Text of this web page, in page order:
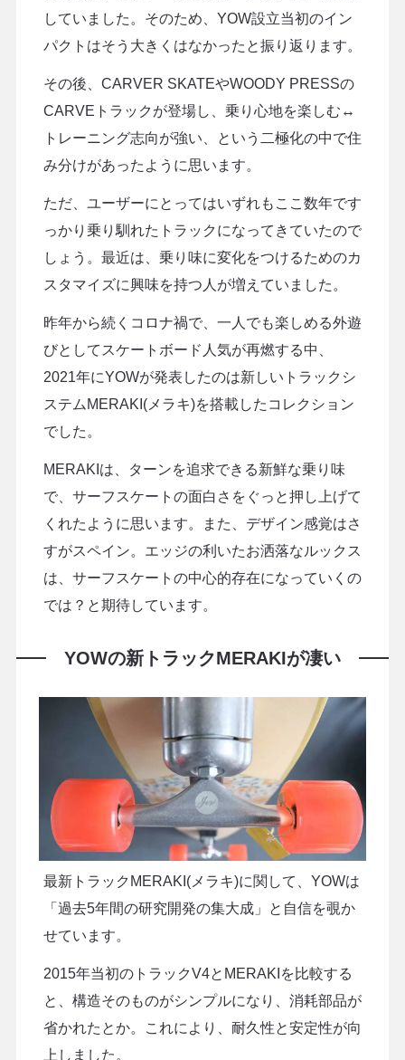
していました。そのため、YOW設立当初のイン
パクトはそう大きくはなかったと振り返ります。
その後、CARVER SKATEやWOODY PRESSの
CARVEトラックが登場し、乗り心地を楽しむ↔
トレーニング志向が強い、という二極化の中で住
み分けがあったように思います。
ただ、ユーザーにとってはいずれもここ数年です
っかり乗り馴れたトラックになってきていたので
しょう。最近は、乗り味に変化をつけるためのカ
スタマイズに興味を持つ人が増えていました。
昨年から続くコロナ禍で、一人でも楽しめる外遊
びとしてスケートボード人気が再燃する中、
2021年にYOWが発表したのは新しいトラックシ
ステムMERAKI(メラキ)を搭載したコレクション
でした。
MERAKIは、ターンを追求できる新鮮な乗り味
で、サーフスケートの面白さをぐっと押し上げて
くれたように思います。また、デザイン感覚はさ
すがスペイン。エッジの利いたお洒落なルックス
は、サーフスケートの中心的存在になっていくの
では？と期待しています。
YOWの新トラックMERAKIが凄い
最新トラックMERAKI(メラキ)に関して、YOWは
「過去5年間の研究開発の集大成」と自信を覗か
せています。
2015年当初のトラックV4とMERAKIを比較する
と、構造そのものがシンプルになり、消耗部品が
省かれたとか。これにより、耐久性と安定性が向
上しました。